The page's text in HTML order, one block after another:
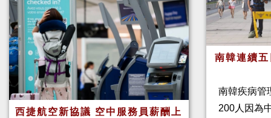
西捷航空新協議 空中服務員薪酬上
南韓連續
南韓疾病管
200人因為